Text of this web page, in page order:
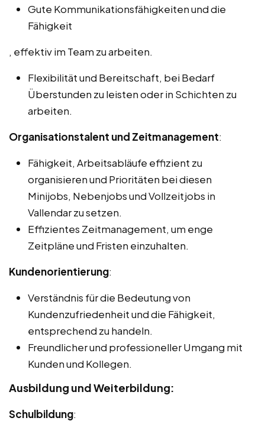
Gute Kommunikationsfähigkeiten und die
Fähigkeit
, effektiv im Team zu arbeiten.
Flexibilität und Bereitschaft, bei Bedarf
Überstunden zu leisten oder in Schichten zu
arbeiten.
Organisationstalent und Zeitmanagement:
Fähigkeit, Arbeitsabläufe effizient zu
organisieren und Prioritäten bei diesen
Minijobs, Nebenjobs und Vollzeitjobs in
Vallendar zu setzen.
Effizientes Zeitmanagement, um enge
Zeitpläne und Fristen einzuhalten.
Kundenorientierung:
Verständnis für die Bedeutung von
Kundenzufriedenheit und die Fähigkeit,
entsprechend zu handeln.
Freundlicher und professioneller Umgang mit
Kunden und Kollegen.
Ausbildung und Weiterbildung:
Schulbildung: